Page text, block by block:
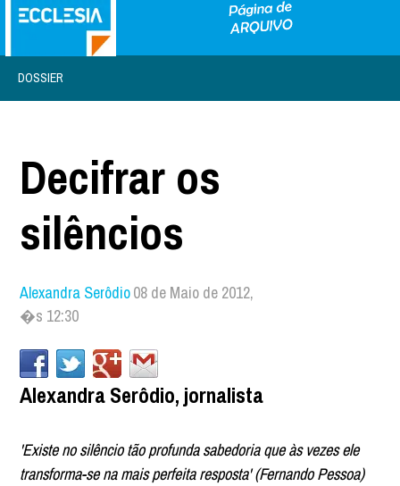
DOSSIER
Decifrar os
silêncios
Alexandra Serôdio08 de Maio de 2012,
�s 12:30
Alexandra Serôdio, jornalista
'Existe no silêncio tão profunda sabedoria que às vezes ele
transforma-se na mais perfeita resposta' (Fernando Pessoa)